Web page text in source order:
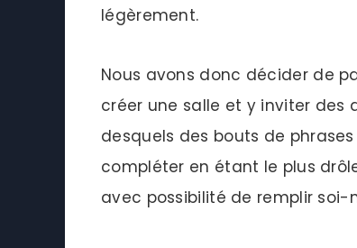
légèrement.
Nous avons donc décider de
créer une salle et y inviter des
desquels des bouts de
compléter en étant le plus
avec possibilité de remplir